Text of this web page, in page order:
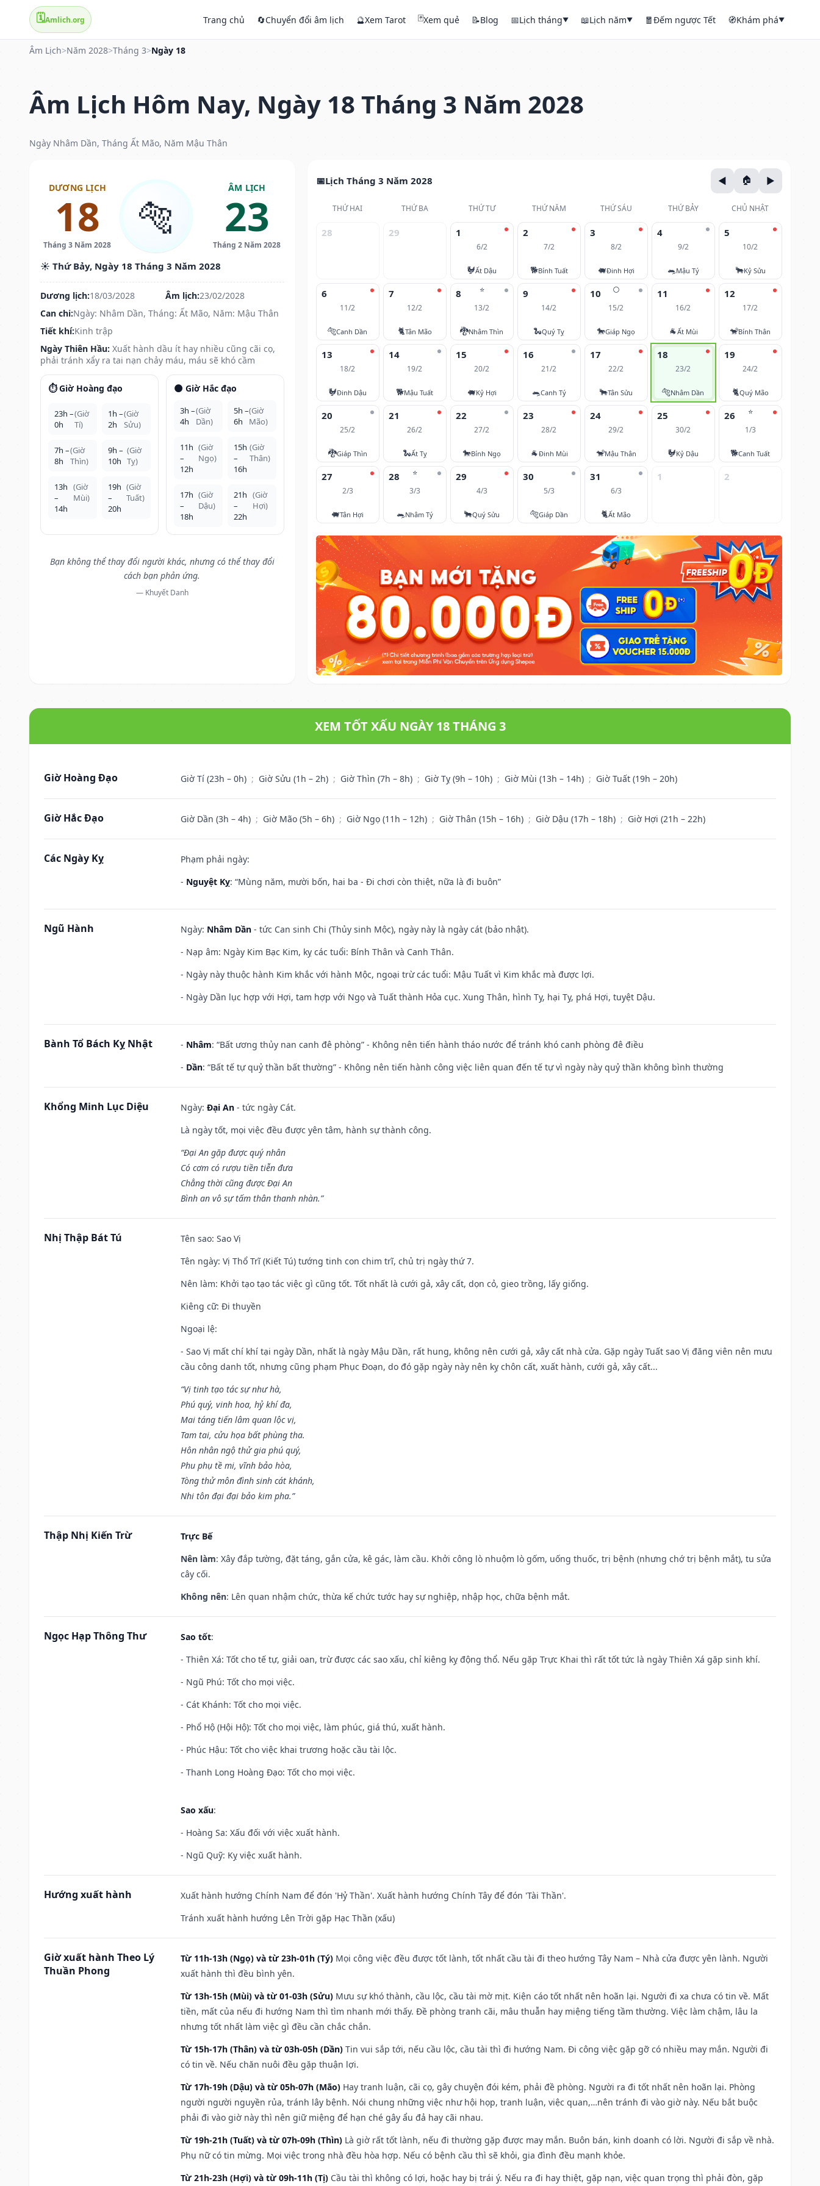
🗓️Amlich.org Trang chủ 🔄Chuyển đổi âm lịch 🔮Xem Tarot 🃏Xem quẻ 📝Blog 📅Lịch tháng▼ 📖Lịch năm▼ 🧧Đếm ngược Tết 🧭Khám phá▼
Âm Lịch>Năm 2028>Tháng 3>Ngày 18
Âm Lịch Hôm Nay, Ngày 18 Tháng 3 Năm 2028
Ngày Nhâm Dần, Tháng Ất Mão, Năm Mậu Thân
DƯƠNG LỊCH
18
Tháng 3 Năm 2028
🐅
ÂM LỊCH
23
Tháng 2 Năm 2028
☀️ Thứ Bảy, Ngày 18 Tháng 3 Năm 2028
Dương lịch:18/03/2028 Âm lịch:23/02/2028
Can chi:Ngày: Nhâm Dần, Tháng: Ất Mão, Năm: Mậu Thân
Tiết khí:Kinh trập
Ngày Thiên Hầu: Xuất hành dầu ít hay nhiều cũng cãi cọ,
phải tránh xẩy ra tai nạn chảy máu, máu sẽ khó cầm
⏱️ Giờ Hoàng đạo
23h –
0h
(Giờ
Tí)
1h –
2h
(Giờ
Sửu)
7h –
8h
(Giờ
Thìn)
9h –
10h
(Giờ
Tỵ)
13h
–
14h
(Giờ
Mùi)
19h
–
20h
(Giờ
Tuất)
🌑 Giờ Hắc đạo
3h –
4h
(Giờ
Dần)
5h –
6h
(Giờ
Mão)
11h
–
12h
(Giờ
Ngọ)
15h
–
16h
(Giờ
Thân)
17h
–
18h
(Giờ
Dậu)
21h
–
22h
(Giờ
Hợi)
Bạn không thể thay đổi người khác, nhưng có thể thay đổi
cách bạn phản ứng.
— Khuyết Danh
Lịch Tháng 3 Năm 2028
THỨ HAI THỨ BA THỨ TƯ THỨ NĂM THỨ SÁU THỨ BẢY CHỦ NHẬT
28 29 1
6/2
🐓Ất Dậu
2
7/2
🐕Bính Tuất
3
8/2
🐖Đinh Hợi
4
9/2
🐀Mậu Tý
5
10/2
🐂Kỷ Sửu
6
11/2
🐅Canh Dần
7
12/2
🐈Tân Mão
⭐
8
13/2
🐉Nhâm Thìn
9
14/2
🐍Quý Tỵ
🌕
10
15/2
🐎Giáp Ngọ
11
16/2
🐐Ất Mùi
12
17/2
🐒Bính Thân
13
18/2
🐓Đinh Dậu
14
19/2
🐕Mậu Tuất
15
20/2
🐖Kỷ Hợi
16
21/2
🐀Canh Tý
17
22/2
🐂Tân Sửu
18
23/2
🐅Nhâm Dần
19
24/2
🐈Quý Mão
20
25/2
🐉Giáp Thìn
21
26/2
🐍Ất Tỵ
22
27/2
🐎Bính Ngọ
23
28/2
🐐Đinh Mùi
24
29/2
🐒Mậu Thân
25
30/2
🐓Kỷ Dậu
⭐
26
1/3
🐕Canh Tuất
27
2/3
🐖Tân Hợi
⭐
28
3/3
🐀Nhâm Tý
29
4/3
🐂Quý Sửu
30
5/3
🐅Giáp Dần
31
6/3
🐈Ất Mão
1 2
XEM TỐT XẤU NGÀY 18 THÁNG 3
Giờ Hoàng Đạo Giờ Tí (23h – 0h) ; Giờ Sửu (1h – 2h) ; Giờ Thìn (7h – 8h) ; Giờ Tỵ (9h – 10h) ; Giờ Mùi (13h – 14h) ; Giờ Tuất (19h – 20h)
Giờ Hắc Đạo Giờ Dần (3h – 4h) ; Giờ Mão (5h – 6h) ; Giờ Ngọ (11h – 12h) ; Giờ Thân (15h – 16h) ; Giờ Dậu (17h – 18h) ; Giờ Hợi (21h – 22h)
Các Ngày Kỵ
Phạm phải ngày:
- Nguyệt Kỵ: “Mùng năm, mười bốn, hai ba - Đi chơi còn thiệt, nữa là đi buôn”
Ngũ Hành Ngày: Nhâm Dần - tức Can sinh Chi (Thủy sinh Mộc), ngày này là ngày cát (bảo nhật).
- Nạp âm: Ngày Kim Bạc Kim, kỵ các tuổi: Bính Thân và Canh Thân.
- Ngày này thuộc hành Kim khắc với hành Mộc, ngoại trừ các tuổi: Mậu Tuất vì Kim khắc mà được lợi.
- Ngày Dần lục hợp với Hợi, tam hợp với Ngọ và Tuất thành Hỏa cục. Xung Thân, hình Tỵ, hại Tỵ, phá Hợi, tuyệt Dậu.
Bành Tổ Bách Kỵ Nhật - Nhâm: “Bất ương thủy nan canh đê phòng” - Không nên tiến hành tháo nước để tránh khó canh phòng đê điều
- Dần: “Bất tế tự quỷ thần bất thường” - Không nên tiến hành công việc liên quan đến tế tự vì ngày này quỷ thần không bình thường
Khổng Minh Lục Diệu Ngày: Đại An - tức ngày Cát.
Là ngày tốt, mọi việc đều được yên tâm, hành sự thành công.
“Đại An gặp được quý nhân
Có cơm có rượu tiền tiễn đưa
Chẳng thời cũng được Đại An
Bình an vô sự tấm thân thanh nhàn.”
Nhị Thập Bát Tú Tên sao: Sao Vị
Tên ngày: Vị Thổ Trĩ (Kiết Tú) tướng tinh con chim trĩ, chủ trị ngày thứ 7.
Nên làm: Khởi tạo tạo tác việc gì cũng tốt. Tốt nhất là cưới gả, xây cất, dọn cỏ, gieo trồng, lấy giống.
Kiêng cữ: Đi thuyền
Ngoại lệ:
- Sao Vị mất chí khí tại ngày Dần, nhất là ngày Mậu Dần, rất hung, không nên cưới gả, xây cất nhà cửa. Gặp ngày Tuất sao Vị đăng viên nên mưu
cầu công danh tốt, nhưng cũng phạm Phục Đoạn, do đó gặp ngày này nên kỵ chôn cất, xuất hành, cưới gả, xây cất...
“Vị tinh tạo tác sự như hà,
Phú quý, vinh hoa, hỷ khí đa,
Mai táng tiến lâm quan lộc vị,
Tam tai, cửu họa bất phùng tha.
Hôn nhân ngộ thử gia phú quý,
Phu phụ tề mi, vĩnh bảo hòa,
Tòng thử môn đình sinh cát khánh,
Nhi tôn đại đại bảo kim pha.”
Thập Nhị Kiến Trừ
Trực Bế
Nên làm: Xây đắp tường, đặt táng, gắn cửa, kê gác, làm cầu. Khởi công lò nhuộm lò gốm, uống thuốc, trị bệnh (nhưng chớ trị bệnh mắt), tu sửa
cây cối.
Không nên: Lên quan nhậm chức, thừa kế chức tước hay sự nghiệp, nhập học, chữa bệnh mắt.
Ngọc Hạp Thông Thư Sao tốt:
- Thiên Xá: Tốt cho tế tự, giải oan, trừ được các sao xấu, chỉ kiêng kỵ động thổ. Nếu gặp Trực Khai thì rất tốt tức là ngày Thiên Xá gặp sinh khí.
- Ngũ Phú: Tốt cho mọi việc.
- Cát Khánh: Tốt cho mọi việc.
- Phổ Hộ (Hội Hộ): Tốt cho mọi việc, làm phúc, giá thú, xuất hành.
- Phúc Hậu: Tốt cho việc khai trương hoặc cầu tài lộc.
- Thanh Long Hoàng Đạo: Tốt cho mọi việc.
Sao xấu:
- Hoàng Sa: Xấu đối với việc xuất hành.
- Ngũ Quỹ: Kỵ việc xuất hành.
Hướng xuất hành
Xuất hành hướng Chính Nam để đón 'Hỷ Thần'. Xuất hành hướng Chính Tây để đón 'Tài Thần'.
Tránh xuất hành hướng Lên Trời gặp Hạc Thần (xấu)
Giờ xuất hành Theo Lý
Thuần Phong
Từ 11h-13h (Ngọ) và từ 23h-01h (Tý) Mọi công việc đều được tốt lành, tốt nhất cầu tài đi theo hướng Tây Nam – Nhà cửa được yên lành. Người
xuất hành thì đều bình yên.
Từ 13h-15h (Mùi) và từ 01-03h (Sửu) Mưu sự khó thành, cầu lộc, cầu tài mờ mịt. Kiện cáo tốt nhất nên hoãn lại. Người đi xa chưa có tin về. Mất
tiền, mất của nếu đi hướng Nam thì tìm nhanh mới thấy. Đề phòng tranh cãi, mâu thuẫn hay miệng tiếng tầm thường. Việc làm chậm, lâu la
nhưng tốt nhất làm việc gì đều cần chắc chắn.
Từ 15h-17h (Thân) và từ 03h-05h (Dần) Tin vui sắp tới, nếu cầu lộc, cầu tài thì đi hướng Nam. Đi công việc gặp gỡ có nhiều may mắn. Người đi
có tin về. Nếu chăn nuôi đều gặp thuận lợi.
Từ 17h-19h (Dậu) và từ 05h-07h (Mão) Hay tranh luận, cãi cọ, gây chuyện đói kém, phải đề phòng. Người ra đi tốt nhất nên hoãn lại. Phòng
người người nguyền rủa, tránh lây bệnh. Nói chung những việc như hội họp, tranh luận, việc quan,…nên tránh đi vào giờ này. Nếu bắt buộc
phải đi vào giờ này thì nên giữ miệng để hạn ché gây ẩu đả hay cãi nhau.
Từ 19h-21h (Tuất) và từ 07h-09h (Thìn) Là giờ rất tốt lành, nếu đi thường gặp được may mắn. Buôn bán, kinh doanh có lời. Người đi sắp về nhà.
Phụ nữ có tin mừng. Mọi việc trong nhà đều hòa hợp. Nếu có bệnh cầu thì sẽ khỏi, gia đình đều mạnh khỏe.
Từ 21h-23h (Hợi) và từ 09h-11h (Tị) Cầu tài thì không có lợi, hoặc hay bị trái ý. Nếu ra đi hay thiệt, gặp nạn, việc quan trọng thì phải đòn, gặp